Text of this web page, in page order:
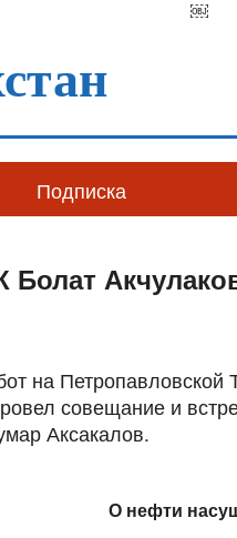
￼
Подписка
Болат
на
совещание и
Аксакалов.
О нефти